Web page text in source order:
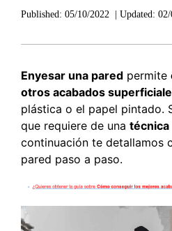
Published: 05/10/2022 Updated:
Enyesar una pared permite
otros acabados
plástica o el papel pintado.
que requiere de una
continuación te detallamos
pared paso a paso.